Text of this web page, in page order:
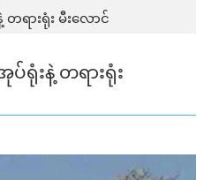
ားရုံး မီးလောင်
းနဲ့ တရားရုံး